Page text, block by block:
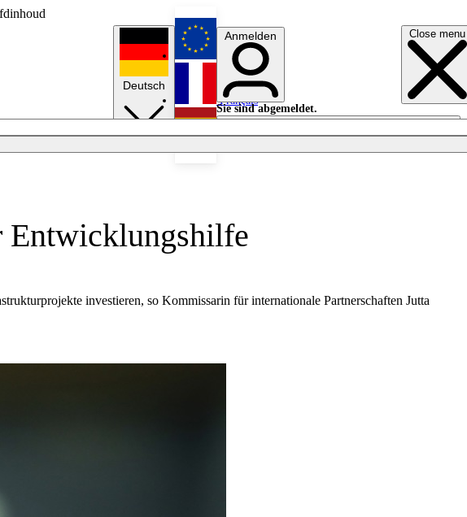
Close menu
Deutsch
English
Français
Anmelden
Sie sind abgemeldet.
Anmelden
Licht aus
Entwicklungshilfe
investieren, so Kommissarin für internationale Partnerschaften Jutta